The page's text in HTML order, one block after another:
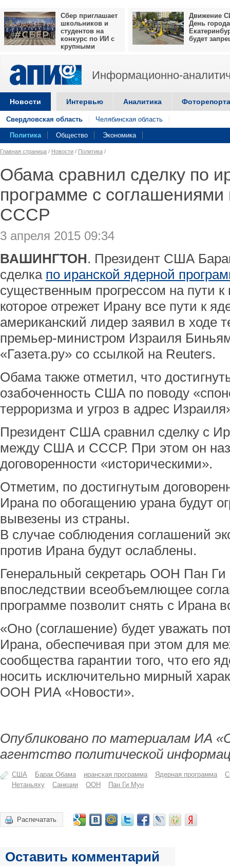
Сбер приглашает
школьников и
студентов на
конкурс по ИИ с
крупными
Движение
День города
будет
Информационно-
Новости Интервью Аналитика
Свердловская область Челябинская область
Политика Общество Экономика
Главная страница / Новости / Политика /
Обама сравнил сделку по
программе с
СССР
3 апреля 2015 09:34
ВАШИНГТОН. Президент США
сделка по иранской ядерной
существенным прогрессом на пути
которое отрежет Ирану все пути к
американский лидер заявил в ходе
премьер-министром Израиля
«Газета.ру» со ссылкой на Reuters.
Обама также отметил, что
озабоченность США по поводу
терроризма и угроз в адрес
Президент США сравнил сделку с
между США и СССР. При этом он
договоренности «историческими».
Отметим, по достигнутым
Ирана по обогащению урана будут
вывезены из страны.
В случае соблюдения соглашений
против Ирана будут ослаблены.
Генеральный секретарь ООН Пан Ги
впоследствии всеобъемлющее
программе позволит снять с Ирана
«Оно (соглашение) будет уважать
Ирана, обеспечивая при этом для
сообщества гарантии того, что его
носить исключительно мирный
ООН РИА «Новости».
Опубликовано по материалам ИА
агентство политической
США Барак Обама иранская программа Ядерная программа
Нетаньяху
Санкции ООН Пан Ги Мун
Распечатать
Оставить комментарий